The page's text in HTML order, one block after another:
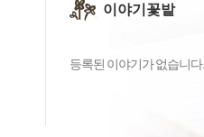
이야기꽃밭
등록된 이야기가 없습니다.